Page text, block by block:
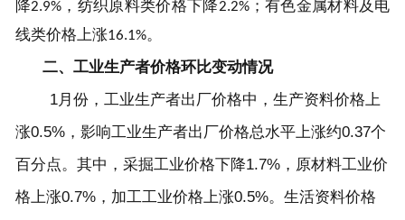
降2.9% ，纺织原料类价格下降2.2%；有色金属材料及电
线类价格上涨16.1%。
二、工业生产者价格环比变动情况
1月份，工业生产者出厂价格中，生产资料价格上
涨0.5%，影响工业生产者出厂价格总水平上涨约0.37个
百分点。其中，采掘工业价格下降1.7%，原材料工业价
格上涨0.7%，加工工业价格上涨0.5%。生活资料价格